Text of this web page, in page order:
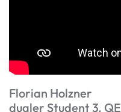
Florian Holzner
dualer Student 3. QE